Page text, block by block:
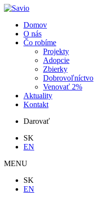
Domov
O nás
Čo robíme
Projekty
Adopcie
Zbierky
Dobrovoľníctvo
Venovať 2%
Aktuality
Kontakt
Darovať
SK
EN
MENU
SK
EN